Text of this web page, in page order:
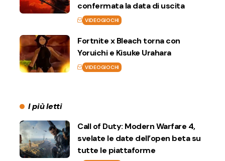
confermata la data di uscita
VIDEOGIOCHI
Fortnite x Bleach torna con
Yoruichi e Kisuke Urahara
VIDEOGIOCHI
I più letti
Call of Duty: Modern Warfare 4,
svelate le date dell’open beta su
tutte le piattaforme